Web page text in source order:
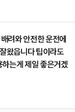
려와 안전한 운전에
왔읍니다 팁이라도
는게 제일 좋은거겠